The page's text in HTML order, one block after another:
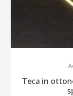
Teca in